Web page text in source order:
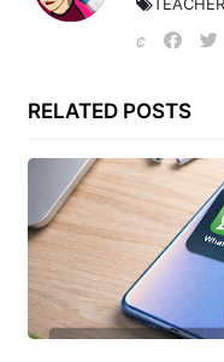
RELATED POSTS